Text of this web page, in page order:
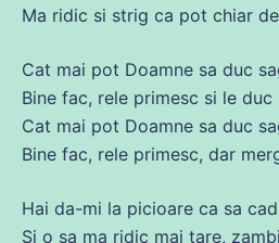
Ma ridic si strig ca pot chiar de
Cat mai pot Doamne sa duc
Bine fac, rele primesc si le duc
Cat mai pot Doamne sa duc
Bine fac, rele primesc, dar
Hai da-mi la picioare ca sa cad
Si o sa ma ridic mai tare,